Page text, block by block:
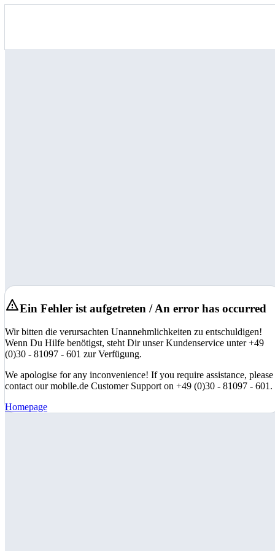
Ein Fehler ist aufgetreten / An error has occurred
Wir bitten die verursachten Unannehmlichkeiten zu entschuldigen!
Wenn Du Hilfe benötigst, steht Dir unser Kundenservice unter +49
(0)30 - 81097 - 601 zur Verfügung.
We apologise for any inconvenience! If you require assistance, please
contact our mobile.de Customer Support on +49 (0)30 - 81097 - 601.
Homepage